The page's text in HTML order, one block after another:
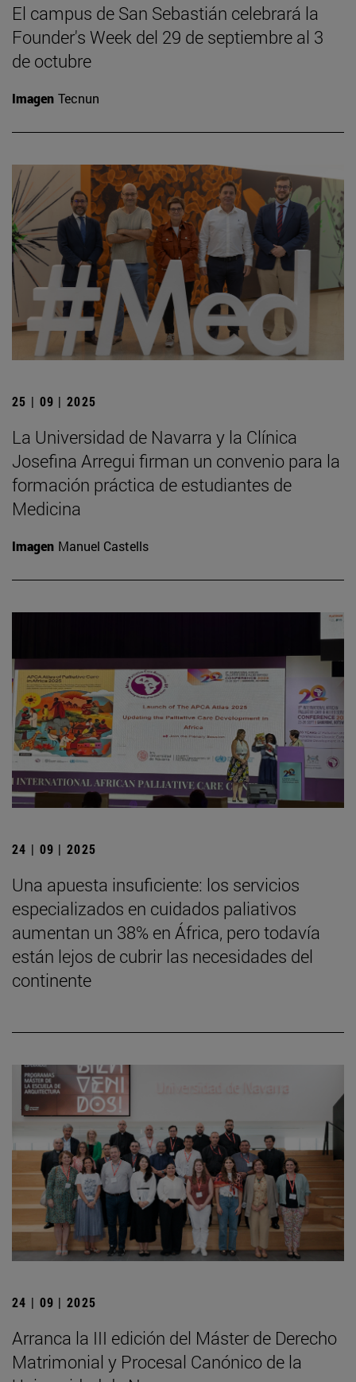
El campus de San Sebastián celebrará la
Founder's Week del 29 de septiembre al 3
de octubre
Imagen Tecnun
25 | 09 | 2025
La Universidad de Navarra y la Clínica
Josefina Arregui firman un convenio para la
formación práctica de estudiantes de
Medicina
Imagen Manuel Castells
24 | 09 | 2025
Una apuesta insuficiente: los servicios
especializados en cuidados paliativos
aumentan un 38% en África, pero todavía
están lejos de cubrir las necesidades del
continente
24 | 09 | 2025
Arranca la III edición del Máster de Derecho
Matrimonial y Procesal Canónico de la